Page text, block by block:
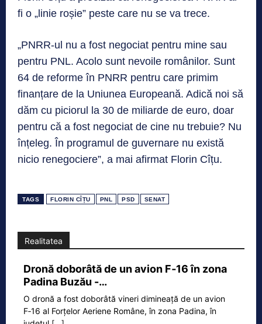
fi o „linie roșie” peste care nu se va trece.
„PNRR-ul nu a fost negociat pentru mine sau
pentru PNL. Acolo sunt nevoile românilor. Sunt
64 de reforme în PNRR pentru care primim
finanțare de la Uniunea Europeană. Adică noi să
dăm cu piciorul la 30 de miliarde de euro, doar
pentru că a fost negociat de cine nu trebuie? Nu
înțeleg. În programul de guvernare nu există
nicio renegociere”, a mai afirmat Florin Cîțu.
TAGS FLORIN CÎȚU PNL PSD SENAT
Realitatea
Dronă doborâtă de un avion F‑16 în zona
Padina Buzău -…
O dronă a fost doborâtă vineri dimineață de un avion
F‑16 al Forțelor Aeriene Române, în zona Padina, în